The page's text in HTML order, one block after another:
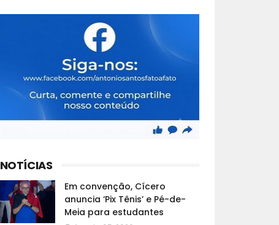
NOTÍCIAS
Em convenção, Cícero
anuncia ‘Pix Tênis’ e Pé-de-
Meia para estudantes